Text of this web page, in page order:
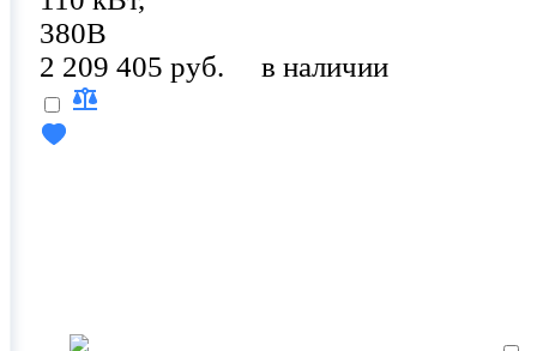
380В
2 209 405 руб.
в наличии